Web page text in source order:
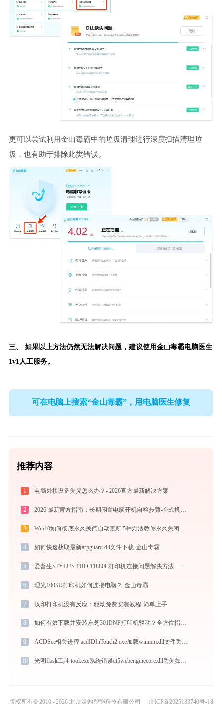
更可以尝试利用金山毒霸中的垃圾清理进行深度扫描清理垃
圾，也有助于排除此类错误。
三、 如果以上方法仍然无法解决问题，建议使用金山毒霸电脑医生
1v1人工服务。
可在电脑上搜索“金山毒霸”，用电脑医生修复
推荐内容
1 电脑外接设备失灵怎么办？- 2026官方最新解决方案
2 2026 最新官方指南：长期闲置电脑开机自检步骤-台式机笔记本节后避故障流程
3
4 如何快速获取最新arpguard.dll文件下载-金山毒霸
5 爱普生STYLUS PRO 11880C打印机连接问题解决方法 -金山毒霸
6 理光100SU打印机如何连接电脑？-金山毒霸
7 汉印打印机没有反应：驱动免费安装教程-简单上手
8 如何有效下载并安装东芝301DNF打印机驱动？全方位指导手册
9 ACDSee相关进程 acdIDInTouch2.exe加载winmm.dll文件丢失处理办法
10
版权所有© 2010 - 2026 北京灵豹智能科技有限公司 京ICP备2025133740号-18